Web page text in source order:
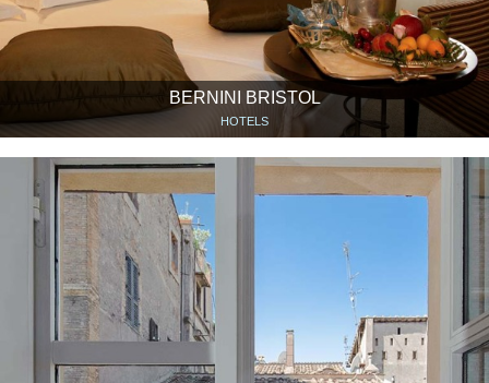
BERNINI BRISTOL
HOTELS